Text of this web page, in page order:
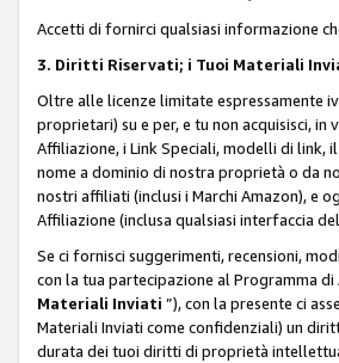
Accetti di fornirci qualsiasi informazione
3. Diritti Riservati; i Tuoi Materiali
Oltre alle licenze limitate espressamente
proprietari) su e per, e tu non acquisisci,
Affiliazione, i Link Speciali, modelli di link,
nome a dominio di nostra proprietà o da
nostri affiliati (inclusi i Marchi Amazon), e
Affiliazione (inclusa qualsiasi interfaccia
Se ci fornisci suggerimenti, recensioni,
con la tua partecipazione al Programma
Materiali Inviati ”), con la presente ci
Materiali Inviati come confidenziali) un
durata dei tuoi diritti di proprietà